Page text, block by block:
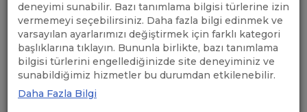
GAZİANTEP BÖLGE
ÇALIŞMA GRUBU
TOPLANTISI
GERÇEKLEŞTİRİLDİ
deneyimi sunabilir. Bazı tanımlama bilgisi türlerine izin
vermemeyi seçebilirsiniz. Daha fazla bilgi edinmek ve
varsayılan ayarlarımızı değiştirmek için farklı kategori
başlıklarına tıklayın. Bununla birlikte, bazı tanımlama
bilgisi türlerini engellediğinizde site deneyiminiz ve
sunabildiğimiz hizmetler bu durumdan etkilenebilir.
Daha Fazla Bilgi